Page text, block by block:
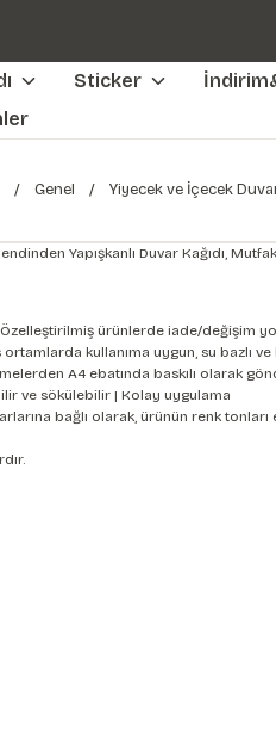
Sticker
Genel Yiyecek ve İçecek Duvar
ürünlerde iade/değişim
ortamlarda kullanıma uygun, su bazlı
A4 ebatında baskılı olarak
ve sökülebilir | Kolay uygulama
bağlı olarak, ürünün renk